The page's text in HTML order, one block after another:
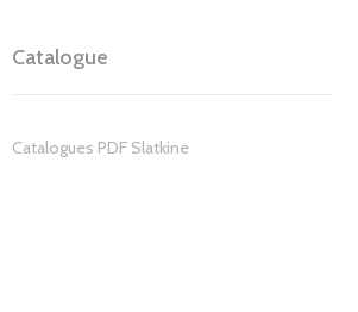
Catalogue
Catalogues PDF Slatkine